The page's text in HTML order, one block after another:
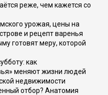
реже, чем кажется со
урожая, цены на
и рецепт варенья
готовят меру, которой
как
меняют жизни людей
недвижимости
отбор? Анатомия